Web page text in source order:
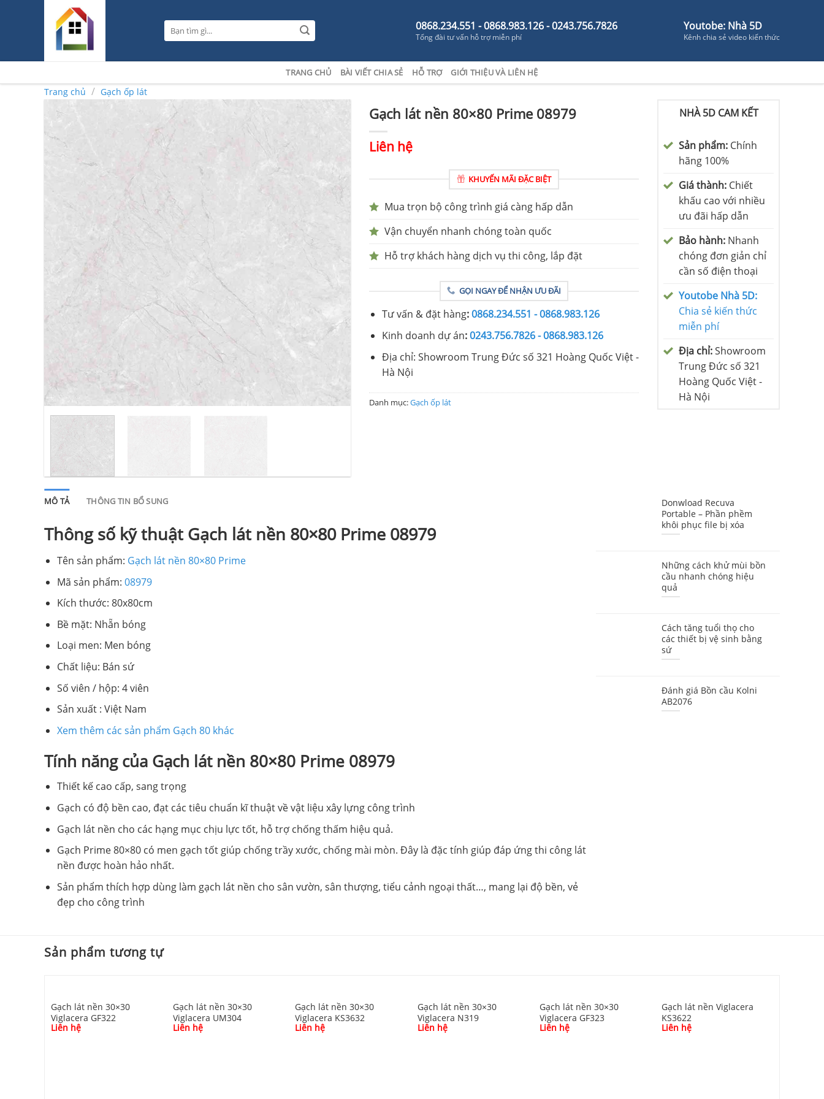
Tìm
kiếm:
0868.234.551 - 0868.983.126 - 0243.756.7826
Tổng đài tư vấn hỗ trợ miễn phí
Youtobe: Nhà 5D
Kênh chia sẻ video kiến thức
TRANG CHỦ BÀI VIẾT CHIA SẺ HỖ TRỢ GIỚI THIỆU VÀ LIÊN HỆ
Trang chủ / Gạch ốp lát
Gạch lát nền 80×80 Prime 08979
Liên hệ
KHUYẾN MÃI ĐẶC BIỆT
Mua trọn bộ công trình giá càng hấp dẫn
Vận chuyển nhanh chóng toàn quốc
Hỗ trợ khách hàng dịch vụ thi công, lắp đặt
GỌI NGAY ĐỂ NHẬN ƯU ĐÃI
Tư vấn & đặt hàng:0868.234.551 - 0868.983.126
Kinh doanh dự án:0243.756.7826 - 0868.983.126
Địa chỉ: Showroom Trung Đức số 321 Hoàng Quốc Việt -
Hà Nội
Danh mục:Gạch ốp lát
NHÀ 5D CAM KẾT
Sản phẩm: Chính
hãng 100%
Giá thành: Chiết
khấu cao với nhiều
ưu đãi hấp dẫn
Bảo hành: Nhanh
chóng đơn giản chỉ
cần số điện thoại
Youtobe Nhà 5D:
Chia sẻ kiến thức
miễn phí
Địa chỉ:Showroom
Trung Đức số 321
Hoàng Quốc Việt -
Hà Nội
MÔ TẢ THÔNG TIN BỔ SUNG
Thông số kỹ thuật Gạch lát nền 80×80 Prime 08979
Tên sản phẩm: Gạch lát nền 80×80 Prime
Mã sản phẩm: 08979
Kích thước: 80x80cm
Bề mặt: Nhẵn bóng
Loại men: Men bóng
Chất liệu: Bán sứ
Số viên / hộp: 4 viên
Sản xuất : Việt Nam
Xem thêm các sản phẩm Gạch 80 khác
Tính năng của Gạch lát nền 80×80 Prime 08979
Thiết kế cao cấp, sang trọng
Gạch có độ bền cao, đạt các tiêu chuẩn kĩ thuật về vật liệu xây lựng công trình
Gạch lát nền cho các hạng mục chịu lực tốt, hỗ trợ chống thấm hiệu quả.
Gạch Prime 80×80 có men gạch tốt giúp chống trầy xước, chống mài mòn. Đây là đặc tính giúp đáp ứng thi công lát
nền được hoàn hảo nhất.
Sản phẩm thích hợp dùng làm gạch lát nền cho sân vườn, sân thượng, tiểu cảnh ngoại thất…, mang lại độ bền, vẻ
đẹp cho công trình
Donwload Recuva
Portable – Phần phềm
khôi phục file bị xóa
Những cách khử mùi bồn
cầu nhanh chóng hiệu
quả
Cách tăng tuổi thọ cho
các thiết bị vệ sinh bằng
sứ
Đánh giá Bồn cầu Kolni
AB2076
Sản phẩm tương tự
Gạch lát nền 30×30
Viglacera GF322
Liên hệ
Gạch lát nền 30×30
Viglacera UM304
Liên hệ
Gạch lát nền 30×30
Viglacera KS3632
Liên hệ
Gạch lát nền 30×30
Viglacera N319
Liên hệ
Gạch lát nền 30×30
Viglacera GF323
Liên hệ
Gạch lát nền Viglacera
KS3622
Liên hệ